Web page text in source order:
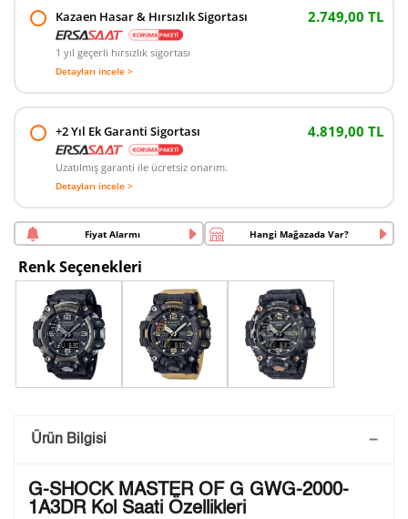
Kazaen Hasar & Hırsızlık Sigortası 2.749,00 TL
1 yıl geçerli hırsızlık sigortası
Detayları incele >
+2 Yıl Ek Garanti Sigortası 4.819,00 TL
Uzatılmış garanti ile ücretsiz onarım.
Detayları incele >
Fiyat Alarmı Hangi Mağazada Var?
Renk Seçenekleri
Saatini Kişiselleştir
arka kapağına gravür tekniği ile formda belirtmiş
olduğunuz şekilde işlenecektir.
Ürün Bilgisi
G-SHOCK MASTER OF G GWG-2000-
1A3DR Kol Saati Özellikleri